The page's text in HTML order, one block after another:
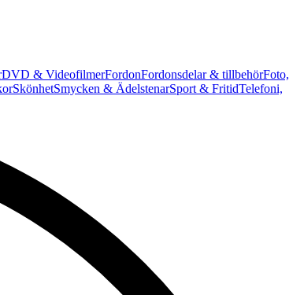
DVD & VideofilmerFordonFordonsdelar & tillbehörFoto,
SkönhetSmycken & ÄdelstenarSport & FritidTelefoni,